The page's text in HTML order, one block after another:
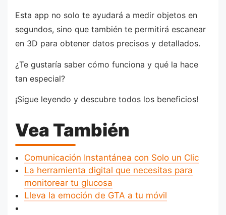
Esta app no solo te ayudará a medir objetos en
segundos, sino que también te permitirá escanear
en 3D para obtener datos precisos y detallados.
¿Te gustaría saber cómo funciona y qué la hace
tan especial?
¡Sigue leyendo y descubre todos los beneficios!
Vea También
Comunicación Instantánea con Solo un Clic
La herramienta digital que necesitas para
monitorear tu glucosa
Lleva la emoción de GTA a tu móvil